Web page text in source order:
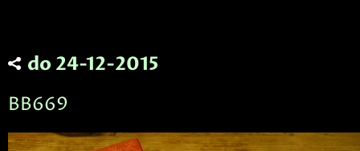
do 24-12-2015
BB669